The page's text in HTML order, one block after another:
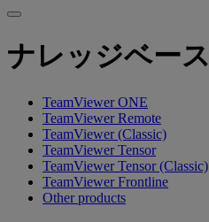
ナレッジベース
TeamViewer ONE
TeamViewer Remote
TeamViewer (Classic)
TeamViewer Tensor
TeamViewer Tensor (Classic)
TeamViewer Frontline
Other products